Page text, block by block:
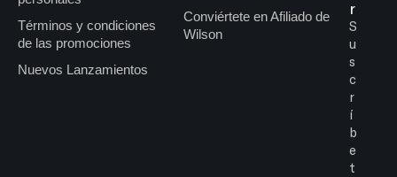
Términos y condiciones
de las promociones
Nuevos Lanzamientos
Conviértete en Afiliado de
Wilson
r
S
u
s
c
r
í
b
e
t